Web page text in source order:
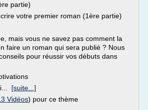
partie)
votre premier roman (1ère partie)
mais vous ne savez pas comment la
faire un roman qui sera publié ? Nous
pour réussir vos débuts dans
[suite...]
Vidéos) pour ce thème